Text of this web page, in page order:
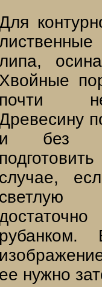
Хвойные
почти
и без
случае,
светлую
ее нужно